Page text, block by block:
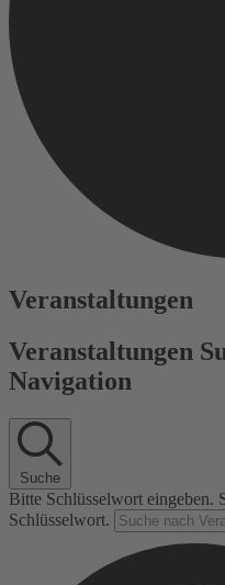
Veranstaltungen
Veranstaltungen
Navigation
Suche
Bitte Schlüsselwort eingeben.
Schlüsselwort.